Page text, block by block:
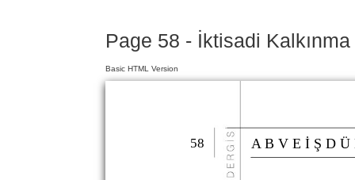
Page 58 - İktisadi
Basic HTML Version
A B V E İ Ş D Ü
58